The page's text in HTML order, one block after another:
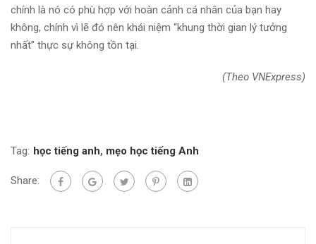
chính là nó có phù hợp với hoàn cảnh cá nhân của bạn hay
không, chính vì lẽ đó nên khái niệm “khung thời gian lý tưởng
nhất” thực sự không tồn tại.
(Theo VNExpress)
Tag: học tiếng anh, mẹo học tiếng Anh
Share: